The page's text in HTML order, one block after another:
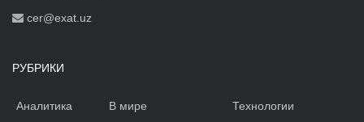
cer@exat.uz
РУБРИКИ
Аналитика
В мире
Технологии